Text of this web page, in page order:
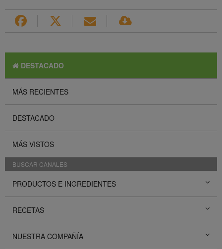
DESTACADO
MÁS RECIENTES
DESTACADO
MÁS VISTOS
BUSCAR CANALES
PRODUCTOS E INGREDIENTES
RECETAS
NUESTRA COMPAÑÍA